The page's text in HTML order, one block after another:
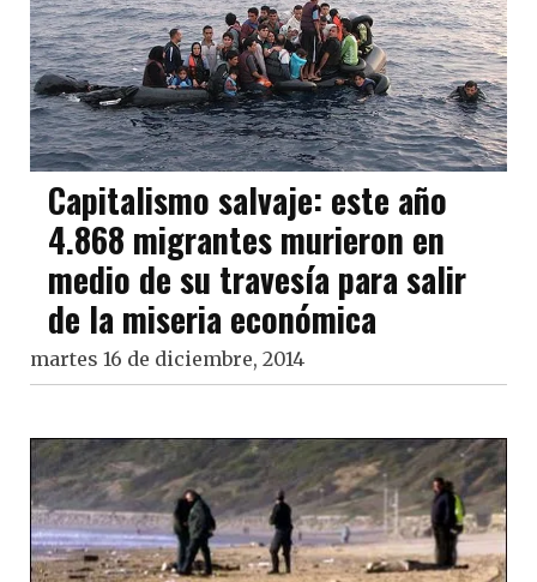
Capitalismo salvaje: este año
4.868 migrantes murieron en
medio de su travesía para salir
de la miseria económica
martes 16 de diciembre, 2014